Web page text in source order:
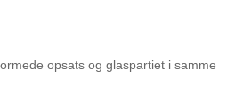
opsats og glaspartiet i samme